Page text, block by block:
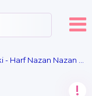
Nazan Nazan Nazan
!